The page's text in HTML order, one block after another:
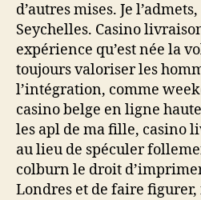
d’autres mises. Je
Seychelles. Casino
expérience qu’est née la
toujours valoriser les
l’intégration, comme
casino belge en ligne
les apl de ma fille, casino
au lieu de spéculer
colburn le droit
Londres et de faire figurer,